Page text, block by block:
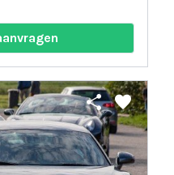
share favorite